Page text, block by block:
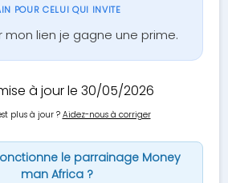
POUR CELUI QUI INVITE
mon lien je gagne une prime.
à jour le 30/05/2026
plus à jour ? Aidez-nous à corriger
le parrainage Money
man Africa ?